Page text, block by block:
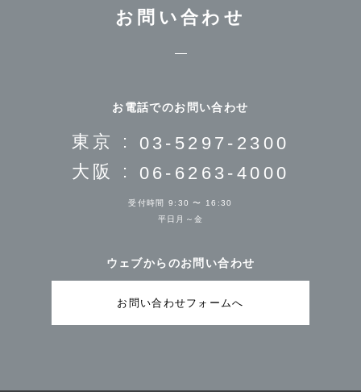
お問い合わせ
お電話でのお問い合わせ
東京 : 03-5297-2300
大阪 : 06-6263-4000
受付時間 9:30 〜 16:30
平日月～金
ウェブからのお問い合わせ
お問い合わせフォームへ